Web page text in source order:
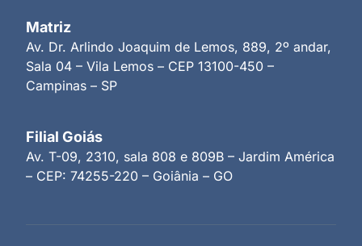
Matriz
Av. Dr. Arlindo Joaquim de Lemos, 889, 2º andar,
Sala 04 – Vila Lemos – CEP 13100-450 –
Campinas – SP
Filial Goiás
Av. T-09, 2310, sala 808 e 809B – Jardim América
– CEP: 74255-220 – Goiânia – GO